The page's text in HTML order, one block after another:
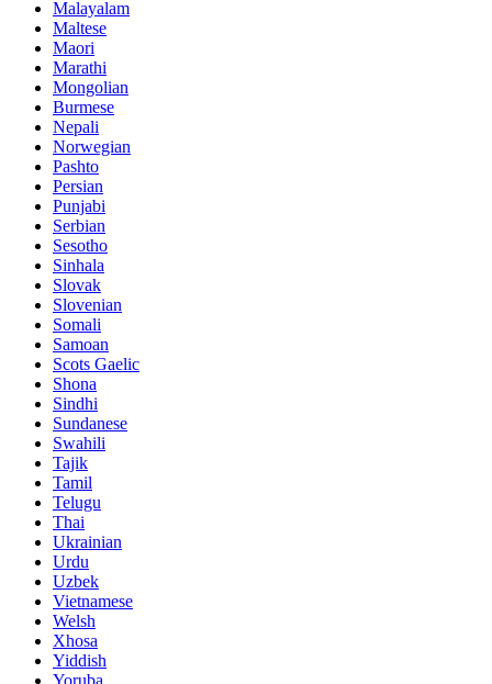
Malayalam
Maltese
Maori
Marathi
Mongolian
Burmese
Nepali
Norwegian
Pashto
Persian
Punjabi
Serbian
Sesotho
Sinhala
Slovak
Slovenian
Somali
Samoan
Scots Gaelic
Shona
Sindhi
Sundanese
Swahili
Tajik
Tamil
Telugu
Thai
Ukrainian
Urdu
Uzbek
Vietnamese
Welsh
Xhosa
Yiddish